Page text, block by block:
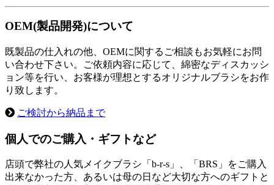
OEM(製品開発)について
既製品の仕入れの他、OEMに関するご相談もお気軽にお問
い合わせ下さい。ご依頼内容に応じて、綿密なディスカッシ
ョン等を行い、お客様が理想とするオリジナルブラシをお作
り致します。
ご検討から納品まで
個人でのご購入・ギフトなど
店頭で弊社の人気メイクブラシ「b-r-s」、「BRS」をご購入
出来なかった方、あるいは母の日など大切な方へのギフトと